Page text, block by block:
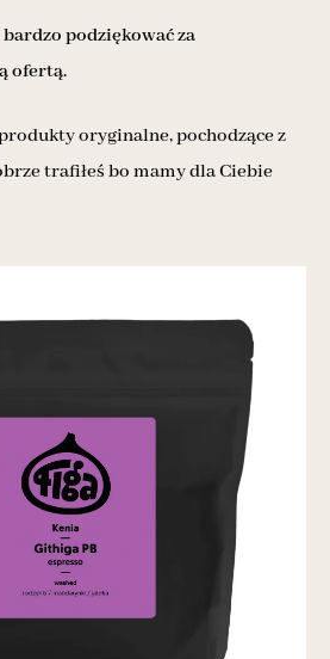
podziękować za
ofertą.
oryginalne, pochodzące z
trafiłeś bo mamy dla Ciebie